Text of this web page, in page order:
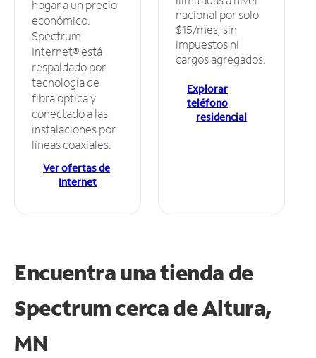
hogar a un precio
económico.
Spectrum
Internet® está
respaldado por
tecnología de
fibra óptica y
conectado a las
instalaciones por
líneas coaxiales.
Ver ofertas de
Internet
nacional por solo
$15/mes, sin
impuestos ni
cargos agregados.
Explorar
teléfono
residencial
Encuentra una tienda de
Spectrumcerca de Altura,
MN